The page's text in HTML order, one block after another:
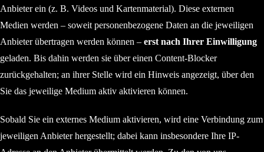
Anbieter ein (z. B. Videos und Kartenmaterial). Diese externen
Medien werden – soweit personenbezogene Daten an die jeweiligen
Anbieter übertragen werden können – erst nach Ihrer Einwilligung
geladen. Bis dahin werden sie über einen Content-Blocker
zurückgehalten; an ihrer Stelle wird ein Hinweis angezeigt, über den
Sie das jeweilige Medium aktiv aktivieren können.
Sobald Sie ein externes Medium aktivieren, wird eine Verbindung zum
jeweiligen Anbieter hergestellt; dabei kann insbesondere Ihre IP-